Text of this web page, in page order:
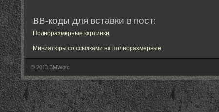
BB-коды для вставки в пост:
Полноразмерные картинки.
Миниатюры со ссылками на полноразмерные.
© 2013 BMWorc